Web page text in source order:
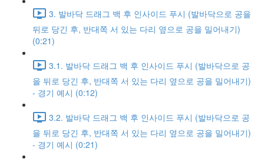
3. 발바닥 드래그 백 후 인사이드 푸시 (발바닥으로 공을
뒤로 당긴 후, 반대쪽 서 있는 다리 옆으로 공을 밀어내기)
(0:21)
3.1. 발바닥 드래그 백 후 인사이드 푸시 (발바닥으로 공
을 뒤로 당긴 후, 반대쪽 서 있는 다리 옆으로 공을 밀어내기)
- 경기 예시 (0:12)
3.2. 발바닥 드래그 백 후 인사이드 푸시 (발바닥으로 공
을 뒤로 당긴 후, 반대쪽 서 있는 다리 옆으로 공을 밀어내기)
- 경기 예시 (0:21)